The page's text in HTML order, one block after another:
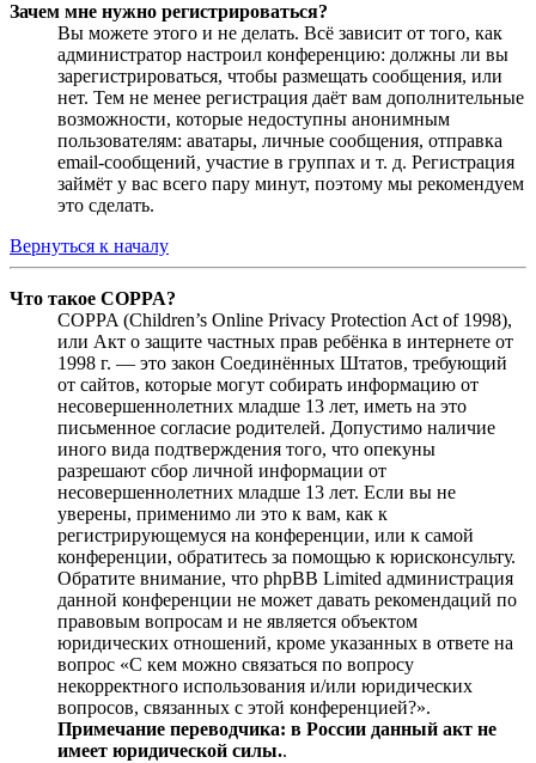
Зачем мне нужно регистрироваться?
Вы можете этого и не делать. Всё зависит от того, как
администратор настроил конференцию: должны ли вы
зарегистрироваться, чтобы размещать сообщения, или
нет. Тем не менее регистрация даёт вам дополнительные
возможности, которые недоступны анонимным
пользователям: аватары, личные сообщения, отправка
email-сообщений, участие в группах и т. д. Регистрация
займёт у вас всего пару минут, поэтому мы рекомендуем
это сделать.
Вернуться к началу
Что такое COPPA?
COPPA (Children’s Online Privacy Protection Act of 1998),
или Акт о защите частных прав ребёнка в интернете от
1998 г. — это закон Соединённых Штатов, требующий
от сайтов, которые могут собирать информацию от
несовершеннолетних младше 13 лет, иметь на это
письменное согласие родителей. Допустимо наличие
иного вида подтверждения того, что опекуны
разрешают сбор личной информации от
несовершеннолетних младше 13 лет. Если вы не
уверены, применимо ли это к вам, как к
регистрирующемуся на конференции, или к самой
конференции, обратитесь за помощью к юрисконсульту.
Обратите внимание, что phpBB Limited администрация
данной конференции не может давать рекомендаций по
правовым вопросам и не является объектом
юридических отношений, кроме указанных в ответе на
вопрос «С кем можно связаться по вопросу
некорректного использования и/или юридических
вопросов, связанных с этой конференцией?».
Примечание переводчика: в России данный акт не
имеет юридической силы..